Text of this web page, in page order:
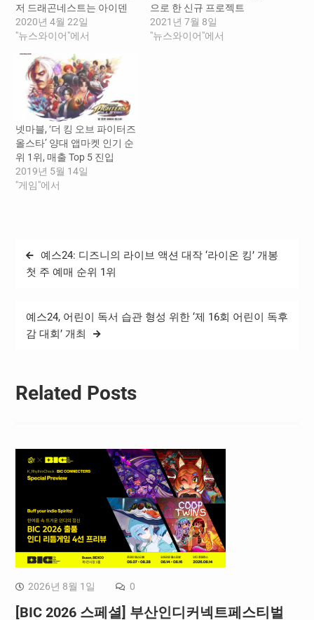
저 드래곤네스트는 아이덴
티티 게임즈가 개발해 2010
년 서비스를 시작한 액션
한국은 물론 일본, 대만, 동아
시아 지역에서 큰 인기를 얻
었으며, 특히 중국에서는 동
시 접속자수 70만을 기록하
며 지금까지도 드래곤네스
트 IP를 활용한 다양한 게임
들이 지속적으로 출시되고
있다. 이번…
2020년 4월 22일
"뉴스와이어"에서
으로 한 신규 프로젝트
‘Project D’ 차세대 AAA급 퀄
리티 PC 플랫폼 액션 RPG
2021년 7월 8일
"뉴스와이어"에서
넷마블, ‘더 킹 오브 파이터즈
올스타’ 양대 앱마켓 인기 순
위 1위, 매출 Top 5 진입
2019년 5월 14일
"게임"에서
글
탐
예스24: 디즈니의 라이브 액션 대작 ‘라이온 킹’ 개봉
첫 주 예매 순위 1위
예스24, 어린이 독서 습관 형성 위한 ‘제 16회 어린이 독후
감 대회’ 개최
Related Posts
2026년 8월 1일 0
[BIC 2026 스페셜] 부산인디커넥트페스티벌